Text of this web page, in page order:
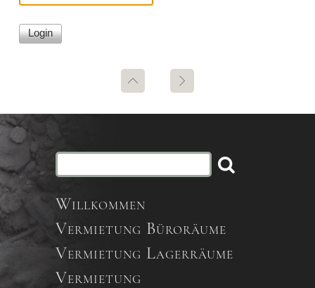
Willkommen
Vermietung Büroräume
Vermietung Lagerräume
Vermietung